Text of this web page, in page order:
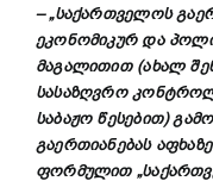
– „საქართველოს
ეკონომიკურ და
მაგალითით (ახალ
სასაზღვრო
საბაჟო წესებით)
გაერთიანებას
ფორმულით „